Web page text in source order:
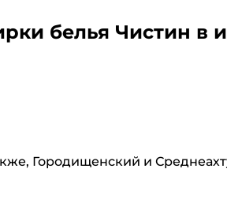
белья Чистин в
Городищенский и